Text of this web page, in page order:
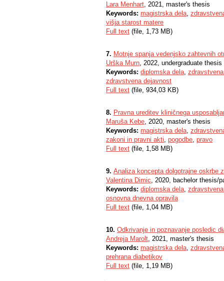
Lara Menhart, 2021, master's thesis
Keywords: magistrska dela,
višja starost matere
Full text (file, 1,73 MB)
7. Motnje spanja vedenjsko zahtevnih
Urška Murn, 2022, undergraduate thesis
Keywords: diplomska dela,
zdravstvena dejavnost
Full text (file, 934,03 KB)
8. Pravna ureditev kliničnega
Maruša Kebe, 2020, master's thesis
Keywords: magistrska dela,
zakoni in pravni akti, pogodbe, pravo
Full text (file, 1,58 MB)
9. Analiza koncepta dolgotrajne oskrbe
Valentina Dimic, 2020, bachelor thesis/
Keywords: diplomska dela,
osnovna dnevna opravila
Full text (file, 1,04 MB)
10. Odkrivanje in poznavanje posledic
Andreja Marolt, 2021, master's thesis
Keywords: magistrska dela,
prehrana diabetikov
Full text (file, 1,19 MB)